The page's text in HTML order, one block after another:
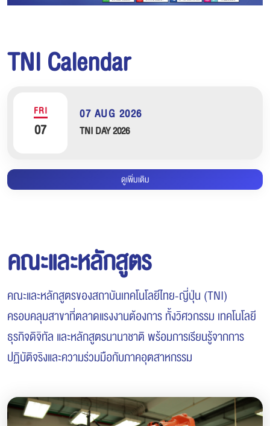
TNI Calendar
FRI
07
07 AUG 2026
TNI DAY 2026
ดูเพิ่มเติม
คณะและหลักสูตร
คณะและหลักสูตรของสถาบันเทคโนโลยีไทย-ญี่ปุ่น (TNI)
ครอบคลุมสาขาที่ตลาดแรงงานต้องการ ทั้งวิศวกรรม เทคโนโลยี
ธุรกิจดิจิทัล และหลักสูตรนานาชาติ พร้อมการเรียนรู้จากการ
ปฏิบัติจริงและความร่วมมือกับภาคอุตสาหกรรม